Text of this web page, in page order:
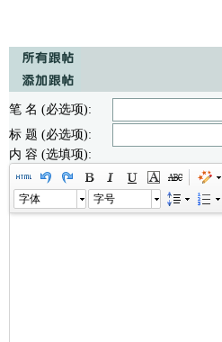
笔 名 (必选项):
标 题 (必选项):
内 容 (选填项):
字体 字号